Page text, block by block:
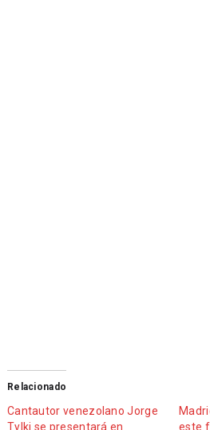
Relacionado
Cantautor venezolano Jorge
Tylki se presentará en
este